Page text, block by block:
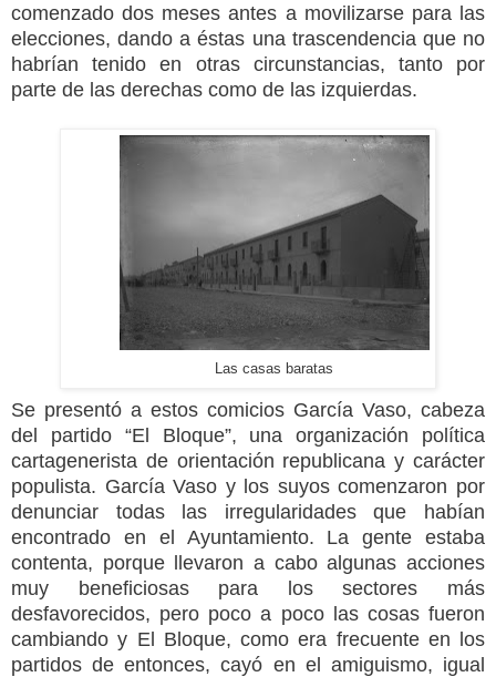
comenzado dos meses antes a movilizarse para las
elecciones, dando a éstas una trascendencia que no
habrían tenido en otras circunstancias, tanto por
parte de las derechas como de las izquierdas.
Las casas baratas
Se presentó a estos comicios García Vaso, cabeza
del partido “El Bloque”, una organización política
cartagenerista de orientación republicana y carácter
populista. García Vaso y los suyos comenzaron por
denunciar todas las irregularidades que habían
encontrado en el Ayuntamiento. La gente estaba
contenta, porque llevaron a cabo algunas acciones
muy beneficiosas para los sectores más
desfavorecidos, pero poco a poco las cosas fueron
cambiando y El Bloque, como era frecuente en los
partidos de entonces, cayó en el amiguismo, igual